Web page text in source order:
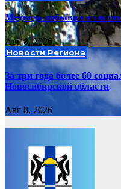
Медведь побывал в
Авг 8, 2026
Новости Региона
За три года более 60
Новосибирской области
Авг 8, 2026